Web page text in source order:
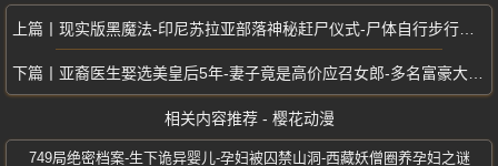
现实版黑魔法-印尼苏拉亚部落神秘赶尸仪式-尸体自行步行奔赴悬棺墓地
亚裔医生娶选美皇后5年-妻子竟是高价应召女郎-多名富豪大佬牵涉其中
相关内容推荐 - 樱花动漫
749局绝密档案-生下诡异婴儿-孕妇被囚禁山洞-西藏妖僧圈养孕妇之谜